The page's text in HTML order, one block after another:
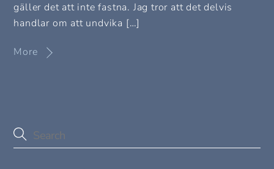
gäller det att inte fastna. Jag tror att det delvis
handlar om att undvika […]
More